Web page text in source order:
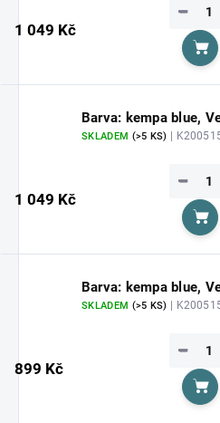
1 049 Kč
−
Barva: kempa blue,
SKLADEM (>5 KS) |
1 049 Kč
−
Barva: kempa blue,
SKLADEM (>5 KS) |
899 Kč
−